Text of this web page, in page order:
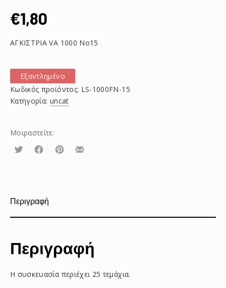
€1,80
ΑΓΚΙΣΤΡΙΑ VA 1000 No15
Εξαντλημένο
Κωδικός προϊόντος: LS-1000FN-15
Κατηγορία: uncat
Μοιραστείτε:
Τουίτα ΜοιραστείτεΜοιραστείτεΜοιραστείτε
Περιγραφή
Περιγραφή
Η συσκευασία περιέχει 25 τεμάχια.